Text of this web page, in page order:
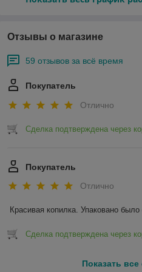
Отзывы о магазине
59 отзывов за всё время
Покупатель
Отлично
Сделка подтверждена через
Покупатель
Отлично
Красивая копилка. Упаковано
Сделка подтверждена через
Показать